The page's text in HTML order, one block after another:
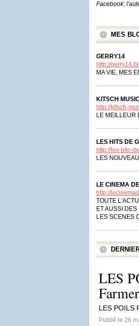
Facebook:
MES
GERRY14
http://
MA VIE, MES
KITSCH
http://kitsch-
LE MEILLEUR
LES HITS DE
http://les-hits-
LES
LE CINEMA
http://
TOUTE
ET AUSSI
LES SCENES
LES
Farmer
LES POILS
Publié le 26